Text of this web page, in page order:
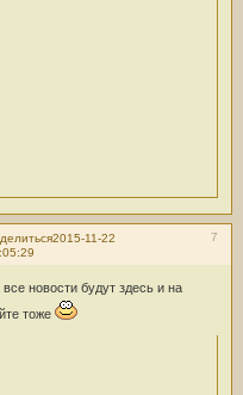
7
2015-11-22
все новости будут здесь и на
тоже